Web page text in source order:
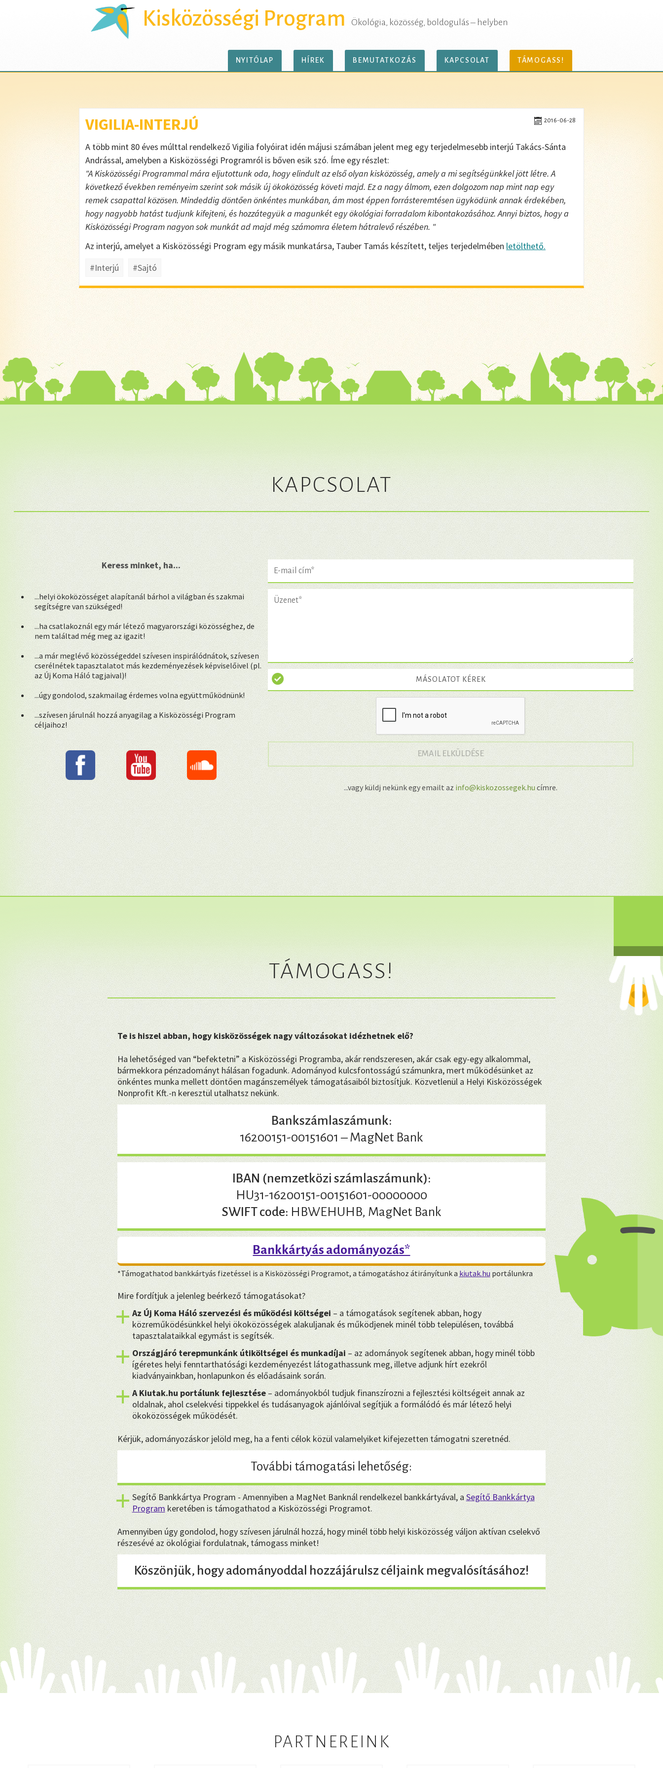
Kisközösségi Program Ökológia, közösség, boldogulás – helyben
NYITÓLAP HÍREK BEMUTATKOZÁS KAPCSOLAT TÁMOGASS!
2016-06-28
VIGILIA-INTERJÚ
A több mint 80 éves múlttal rendelkező Vigilia folyóirat idén májusi számában jelent meg egy terjedelmesebb interjú Takács-Sánta
Andrással, amelyben a Kisközösségi Programról is bőven esik szó. Íme egy részlet:
"A Kisközösségi Programmal mára eljutottunk oda, hogy elindult az első olyan kisközösség, amely a mi segítségünkkel jött létre. A
következő években reményeim szerint sok másik új ökoközösség követi majd. Ez a nagy álmom, ezen dolgozom nap mint nap egy
remek csapattal közösen. Mindeddig döntően önkéntes munkában, ám most éppen forrásteremtésen ügyködünk annak érdekében,
hogy nagyobb hatást tudjunk kifejteni, és hozzátegyük a magunkét egy ökológiai forradalom kibontakozásához. Annyi biztos, hogy a
Kisközösségi Program nagyon sok munkát ad majd még számomra életem hátralevő részében. "
Az interjú, amelyet a Kisközösségi Program egy másik munkatársa, Tauber Tamás készített, teljes terjedelmében letölthető.
#Interjú
#Sajtó
KAPCSOLAT
Keress minket, ha...
...helyi ökoközösséget alapítanál bárhol a világban és szakmai
segítségre van szükséged!
...ha csatlakoznál egy már létező magyarországi közösséghez, de
nem találtad még meg az igazit!
...a már meglévő közösségeddel szívesen inspirálódnátok, szívesen
cserélnétek tapasztalatot más kezdeményezések képviselőivel (pl.
az Új Koma Háló tagjaival)!
...úgy gondolod, szakmailag érdemes volna együttműködnünk!
...szívesen járulnál hozzá anyagilag a Kisközösségi Program
céljaihoz!
MÁSOLATOT KÉREK
EMAIL ELKÜLDÉSE →
...vagy küldj nekünk egy emailt az info@kiskozossegek.hucímre.
❤
TÁMOGASS!
Te is hiszel abban, hogy kisközösségek nagy változásokat idézhetnek elő?
Ha lehetőséged van “befektetni” a Kisközösségi Programba, akár rendszeresen, akár csak egy-egy alkalommal,
bármekkora pénzadományt hálásan fogadunk. Adományod kulcsfontosságú számunkra, mert működésünket az
önkéntes munka mellett döntően magánszemélyek támogatásaiból biztosítjuk. Közvetlenül a Helyi Kisközösségek
Nonprofit Kft.-n keresztül utalhatsz nekünk.
Bankszámlaszámunk:
16200151-00151601 – MagNet Bank
IBAN (nemzetközi számlaszámunk):
HU31-16200151-00151601-00000000
SWIFT code: HBWEHUHB, MagNet Bank
Bankkártyás adományozás*
*Támogathatod bankkártyás fizetéssel is a Kisközösségi Programot, a támogatáshoz átirányítunk akiutak.huportálunkra
Mire fordítjuk a jelenleg beérkező támogatásokat?
Az Új Koma Háló szervezési és működési költségei– a támogatások segítenek abban, hogy
közreműködésünkkel helyi ökoközösségek alakuljanak és működjenek minél több településen, továbbá
tapasztalataikkal egymást is segítsék.
Országjáró terepmunkánk útiköltségei és munkadíjai– az adományok segítenek abban, hogy minél több
ígéretes helyi fenntarthatósági kezdeményezést látogathassunk meg, illetve adjunk hírt ezekről
kiadványainkban, honlapunkon és előadásaink során.
A Kiutak.hu portálunk fejlesztése– adományokból tudjuk finanszírozni a fejlesztési költségeit annak az
oldalnak, ahol cselekvési tippekkel és tudásanyagok ajánlóival segítjük a formálódó és már létező helyi
ökoközösségek működését.
Kérjük, adományozáskor jelöld meg, ha a fenti célok közül valamelyiket kifejezetten támogatni szeretnéd.
További támogatási lehetőség:
Segítő Bankkártya Program - Amennyiben a MagNet Banknál rendelkezel bankkártyával, aSegítő Bankkártya
Programkeretében is támogathatod a Kisközösségi Programot.
Amennyiben úgy gondolod, hogy szívesen járulnál hozzá, hogy minél több helyi kisközösség váljon aktívan cselekvő
részesévé az ökológiai fordulatnak, támogass minket!
Köszönjük, hogy adományoddal hozzájárulsz céljaink megvalósításához!
PARTNEREINK